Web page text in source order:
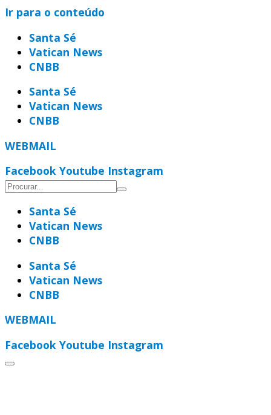
Ir para o conteúdo
Santa Sé
Vatican News
CNBB
Santa Sé
Vatican News
CNBB
WEBMAIL
Facebook Youtube Instagram
Santa Sé
Vatican News
CNBB
Santa Sé
Vatican News
CNBB
WEBMAIL
Facebook Youtube Instagram